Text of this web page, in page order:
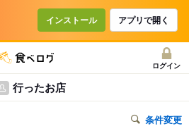
インストール アプリで開く
ログイン
行ったお店
条件変更